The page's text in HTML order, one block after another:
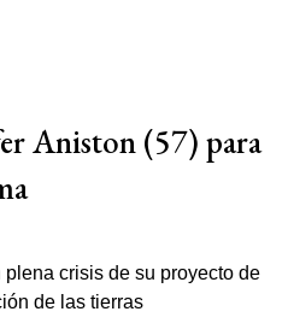
Aniston (57) para